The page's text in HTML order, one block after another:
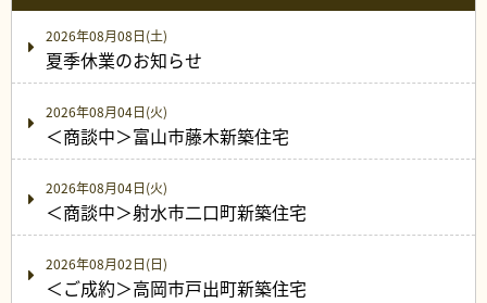
2026年08月08日(土)
夏季休業のお知らせ
2026年08月04日(火)
＜商談中＞富山市藤木新築住宅
2026年08月04日(火)
＜商談中＞射水市二口町新築住宅
2026年08月02日(日)
＜ご成約＞高岡市戸出町新築住宅